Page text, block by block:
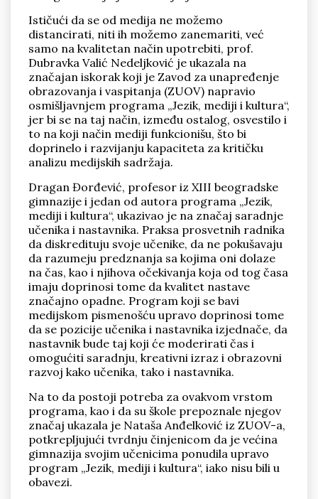
Ističući da se od medija ne možemo
distancirati, niti ih možemo zanemariti, već
samo na kvalitetan način upotrebiti, prof.
Dubravka Valić Nedeljković je ukazala na
značajan iskorak koji je Zavod za unapređenje
obrazovanja i vaspitanja (ZUOV) napravio
osmišljavnjem programa „Jezik, mediji i kultura“,
jer bi se na taj način, između ostalog, osvestilo i
to na koji način mediji funkcionišu, što bi
doprinelo i razvijanju kapaciteta za kritičku
analizu medijskih sadržaja.
Dragan Đorđević, profesor iz XIII beogradske
gimnazije i jedan od autora programa „Jezik,
mediji i kultura“, ukazivao je na značaj saradnje
učenika i nastavnika. Praksa prosvetnih radnika
da diskredituju svoje učenike, da ne pokušavaju
da razumeju predznanja sa kojima oni dolaze
na čas, kao i njihova očekivanja koja od tog časa
imaju doprinosi tome da kvalitet nastave
značajno opadne. Program koji se bavi
medijskom pismenošću upravo doprinosi tome
da se pozicije učenika i nastavnika izjednače, da
nastavnik bude taj koji će moderirati čas i
omogućiti saradnju, kreativni izraz i obrazovni
razvoj kako učenika, tako i nastavnika.
Na to da postoji potreba za ovakvom vrstom
programa, kao i da su škole prepoznale njegov
značaj ukazala je Nataša Anđelković iz ZUOV-a,
potkrepljujući tvrdnju činjenicom da je većina
gimnazija svojim učenicima ponudila upravo
program „Jezik, mediji i kultura“, iako nisu bili u
obavezi.